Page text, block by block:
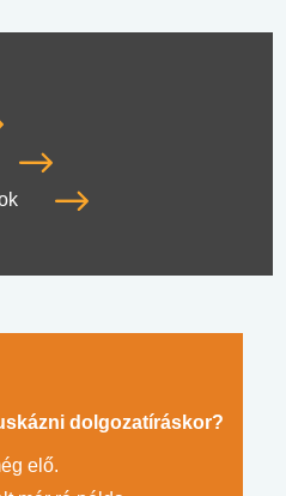
dolgozatíráskor?
elő.